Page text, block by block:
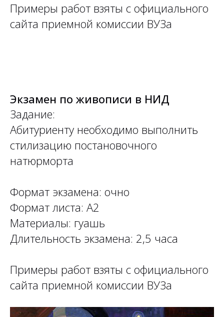
Примеры работ взяты с официального
сайта приемной комиссии ВУЗа
Экзамен по живописи в НИД
Задание:
Абитуриенту необходимо выполнить
стилизацию постановочного
натюрморта
Формат экзамена: очно
Формат листа: А2
Материалы: гуашь
Длительность экзамена: 2,5 часа
Примеры работ взяты с официального
сайта приемной комиссии ВУЗа